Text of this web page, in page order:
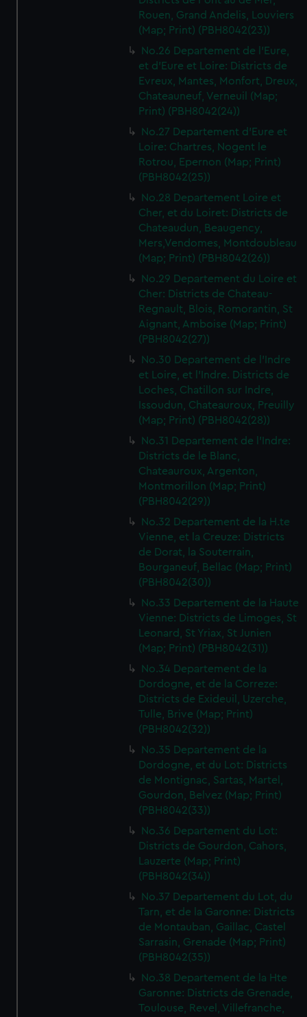
Rouen, Grand Andelis, Louviers
(Map; Print) (PBH8042(23))
No.26 Departement de l'Eure,
et d'Eure et Loire: Districts de
Evreux, Mantes, Monfort, Dreux,
Chateauneuf, Verneuil (Map;
Print) (PBH8042(24))
No.27 Departement d'Eure et
Loire: Chartres, Nogent le
Rotrou, Epernon (Map; Print)
(PBH8042(25))
No.28 Departement Loire et
Cher, et du Loiret: Districts de
Chateaudun, Beaugency,
Mers,Vendomes, Montdoubleau
(Map; Print) (PBH8042(26))
No.29 Departement du Loire et
Cher: Districts de Chateau-
Regnault, Blois, Romorantin, St
Aignant, Amboise (Map; Print)
(PBH8042(27))
No.30 Departement de l'Indre
et Loire, et l'Indre. Districts de
Loches, Chatillon sur Indre,
Issoudun, Chateauroux, Preuilly
(Map; Print) (PBH8042(28))
No.31 Departement de l'Indre:
Districts de le Blanc,
Chateauroux, Argenton,
Montmorillon (Map; Print)
(PBH8042(29))
No.32 Departement de la H.te
Vienne, et la Creuze: Districts
de Dorat, la Souterrain,
Bourganeuf, Bellac (Map; Print)
(PBH8042(30))
No.33 Departement de la Haute
Vienne: Districts de Limoges, St
Leonard, St Yriax, St Junien
(Map; Print) (PBH8042(31))
No.34 Departement de la
Dordogne, et de la Correze:
Districts de Exideuil, Uzerche,
Tulle, Brive (Map; Print)
(PBH8042(32))
No.35 Departement de la
Dordogne, et du Lot: Districts
de Montignac, Sartas, Martel,
Gourdon, Belvez (Map; Print)
(PBH8042(33))
No.36 Departement du Lot:
Districts de Gourdon, Cahors,
Lauzerte (Map; Print)
(PBH8042(34))
No.37 Departement du Lot, du
Tarn, et de la Garonne: Districts
de Montauban, Gaillac, Castel
Sarrasin, Grenade (Map; Print)
(PBH8042(35))
No.38 Departement de la Hte
Garonne: Districts de Grenade,
Toulouse, Revel, Villefranche,